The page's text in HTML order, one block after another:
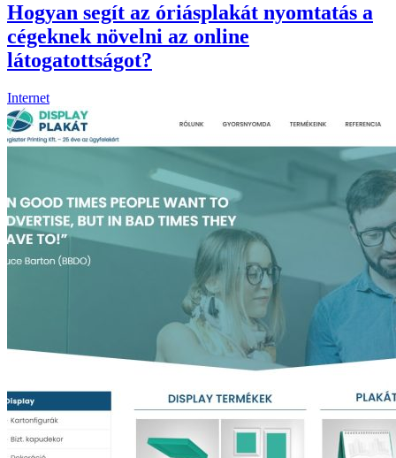
Hogyan segít az óriásplakát nyomtatás a
cégeknek növelni az online
látogatottságot?
Internet